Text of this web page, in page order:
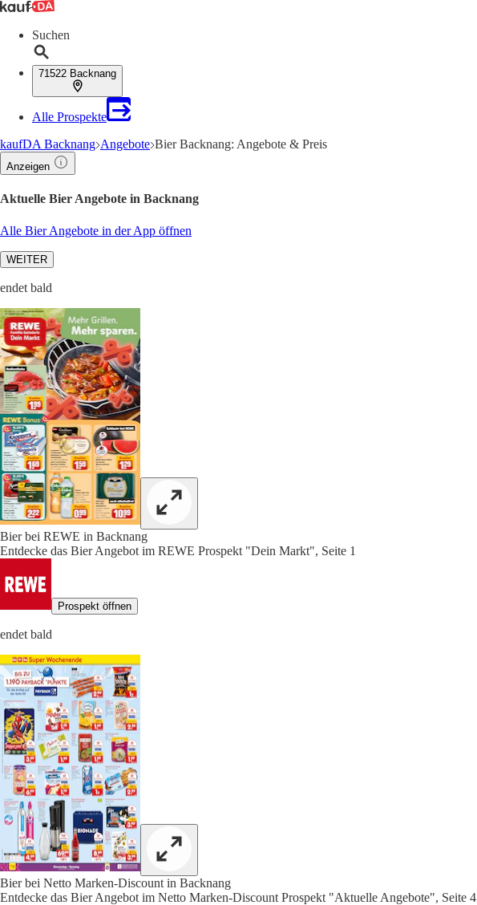
Suchen
71522 Backnang
Alle Prospekte
kaufDA Backnang Angebote Bier Backnang: Angebote & Preis
Anzeigen
Aktuelle Bier Angebote in Backnang
Alle Bier Angebote in der App öffnen
WEITER
endet bald
Bier bei REWE in Backnang
Entdecke das Bier Angebot im REWE Prospekt "Dein Markt", Seite 1
Prospekt öffnen
endet bald
Bier bei Netto Marken-Discount in Backnang
Entdecke das Bier Angebot im Netto Marken-Discount Prospekt "Aktuelle Angebote", Seite 4